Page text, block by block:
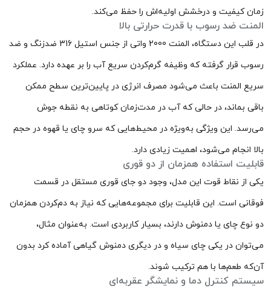
زمان کیفیت و درخشش اولیه‌اش را حفظ می‌کند.
المنت ضد رسوب با قدرت حرارتی بالا
در قلب این دستگاه، المنت 2000 واتی از جنس استیل 316 ضدزنگ و ضد
رسوب قرار گرفته که وظیفه گرم‌کردن سریع آب را بر عهده دارد. عملکرد
سریع المنت باعث می‌شود مصرف انرژی در پایین‌ترین سطح ممکن
باقی بماند، در حالی که آب در مدت‌زمان کوتاهی به نقطه جوش
می‌رسد. این ویژگی به‌ویژه در محیط‌هایی که سرو چای یا قهوه در حجم
بالا انجام می‌شود، اهمیت زیادی دارد.
قابلیت استفاده همزمان از دو قوری
یکی از نقاط قوت این مدل، وجود دو جای قوری مستقل در قسمت
فوقانی است. این قابلیت برای مجموعه‌هایی که نیاز به دم‌کردن همزمان
دو نوع چای یا دمنوش دارند، بسیار کاربردی است. به‌عنوان مثال،
می‌توان در یکی چای سیاه و در دیگری دمنوش گیاهی آماده کرد بدون
آن‌که طعم‌ها با هم ترکیب شوند.
سیستم کنترل دما و نمایشگر عقربه‌ای